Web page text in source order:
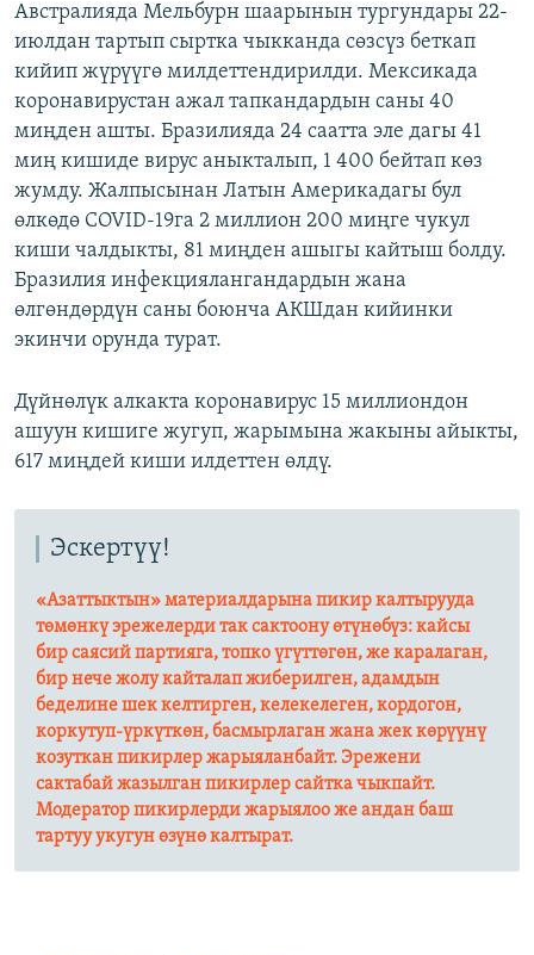
Австралияда Мельбурн шаарынын тургундары 22-
июлдан тартып сыртка чыкканда сөзсүз беткап
кийип жүрүүгө милдеттендирилди. Мексикада
коронавирустан ажал тапкандардын саны 40
миңден ашты. Бразилияда 24 саатта эле дагы 41
миң кишиде вирус аныкталып, 1 400 бейтап көз
жумду. Жалпысынан Латын Америкадагы бул
өлкөдө COVID-19га 2 миллион 200 миңге чукул
киши чалдыкты, 81 миңден ашыгы кайтыш болду.
Бразилия инфекциялангандардын жана
өлгөндөрдүн саны боюнча АКШдан кийинки
экинчи орунда турат.
Дүйнөлүк алкакта коронавирус 15 миллиондон
ашуун кишиге жугуп, жарымына жакыны айыкты,
617 миңдей киши илдеттен өлдү.
Эскертүү!
«Азаттыктын» материалдарына пикир калтырууда
төмөнкү эрежелерди так сактоону өтүнөбүз: кайсы
бир саясий партияга, топко үгүттөгөн, же каралаган,
бир нече жолу кайталап жиберилген, адамдын
беделине шек келтирген, келекелеген, кордогон,
коркутуп-үркүткөн, басмырлаган жана жек көрүүнү
козуткан пикирлер жарыяланбайт. Эрежени
сактабай жазылган пикирлер сайтка чыкпайт.
Модератор пикирлерди жарыялоо же андан баш
тартуу укугун өзүнө калтырат.​